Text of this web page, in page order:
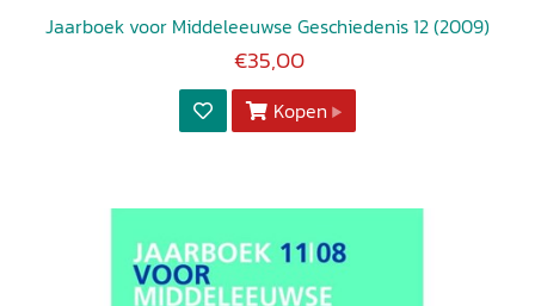
Jaarboek voor Middeleeuwse Geschiedenis 12 (2009)
€35,00
Kopen